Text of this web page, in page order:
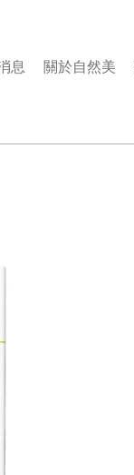
息 關於自然美